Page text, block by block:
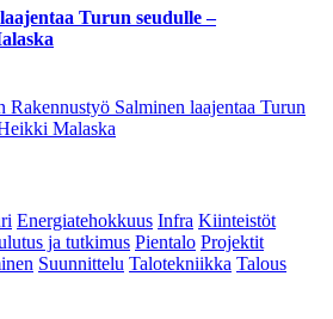
Turun seudulle –
Rakennustyö Salminen laajentaa Turun
Malaska
Energiatehokkuus Infra Kiinteistöt
ja tutkimus Pientalo Projektit
Suunnittelu Talotekniikka Talous